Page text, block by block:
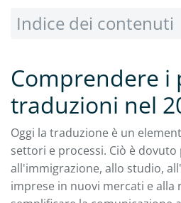
Indice dei contenuti
Comprendere i
traduzioni nel
Oggi la traduzione è un
settori e processi. Ciò è
all'immigrazione, allo studio,
imprese in nuovi mercati e alla